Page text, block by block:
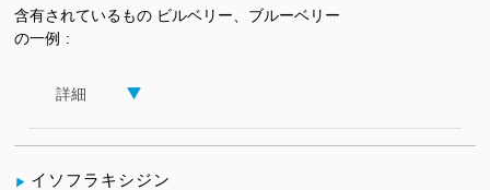
含有されているもの
の一例
ビルベリー、ブルーベリー
詳細
イソフラキシジン